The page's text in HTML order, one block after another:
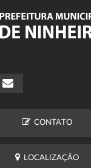
CONTATO
LOCALIZAÇÃO